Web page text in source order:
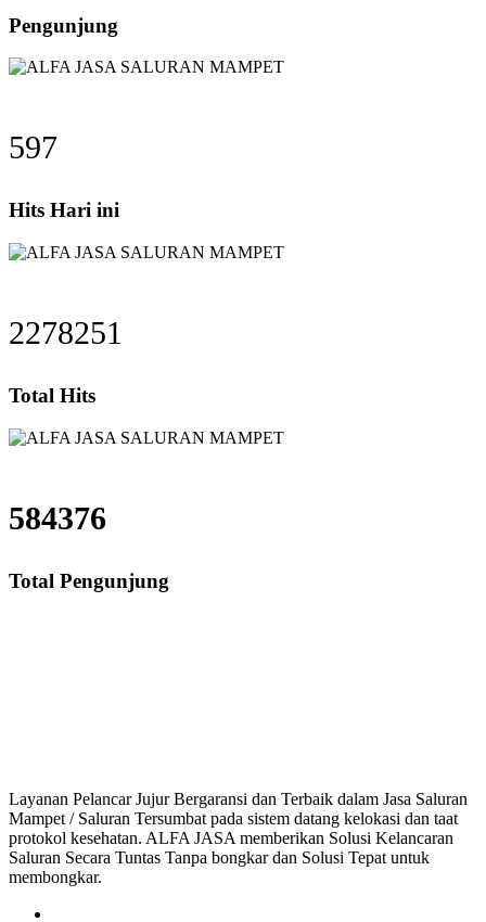
Pengunjung
597
Hits Hari ini
2278251
Total Hits
584376
Total Pengunjung
Layanan Pelancar Jujur Bergaransi dan Terbaik dalam Jasa Saluran
Mampet / Saluran Tersumbat pada sistem datang kelokasi dan taat
protokol kesehatan. ALFA JASA memberikan Solusi Kelancaran
Saluran Secara Tuntas Tanpa bongkar dan Solusi Tepat untuk
membongkar.